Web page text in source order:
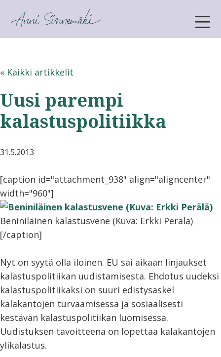
ANNI SINNEMÄKI
« Kaikki artikkelit
Uusi parempi
kalastuspolitiikka
31.5.2013
[caption id="attachment_938" align="aligncenter"
width="960"]
Beniniläinen kalastusvene (Kuva: Erkki Perälä)
[/caption]
Nyt on syytä olla iloinen. EU sai aikaan linjaukset
kalastuspolitiikan uudistamisesta. Ehdotus uudeksi
kalastuspolitiikaksi on suuri edistysaskel
kalakantojen turvaamisessa ja sosiaalisesti
kestävän kalastuspolitiikan luomisessa.
Uudistuksen tavoitteena on lopettaa kalakantojen
ylikalastus.